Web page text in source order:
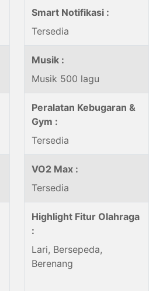
Smart Notifikasi :
Tersedia
Musik :
Musik 500 lagu
Peralatan Kebugaran &
Gym :
Tersedia
VO2 Max :
Tersedia
Highlight Fitur Olahraga
:
Lari, Bersepeda,
Berenang